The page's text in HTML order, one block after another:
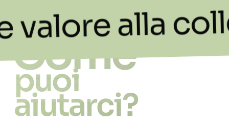
valore alla
Come
puoi
aiutarci?